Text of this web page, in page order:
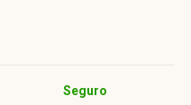
Seguro